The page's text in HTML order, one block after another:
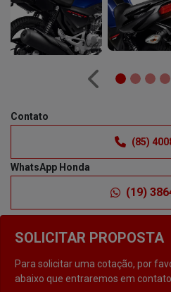
SOLICITAR PROPOSTA
Para solicitar uma cotação, por
abaixo que entraremos em
Anterior
Contato
(85)
WhatsApp Honda
(19)